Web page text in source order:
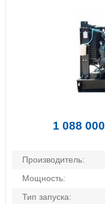
1 088 000
Производитель:
Мощность:
Тип запуска: